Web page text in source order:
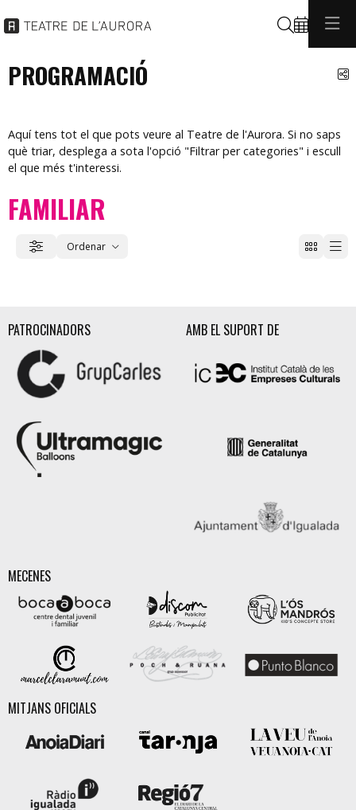
Cerca
PROGRAMACIÓ
Aquí tens tot el que pots veure al Teatre de l'Aurora. Si no saps
què triar, desplega a sota l'opció "Filtrar per categories" i escull
el que més t'interessi.
FAMILIAR
FiltrarOrdenar
PATROCINADORS AMB EL SUPORT DE
MECENES
MITJANS OFICIALS